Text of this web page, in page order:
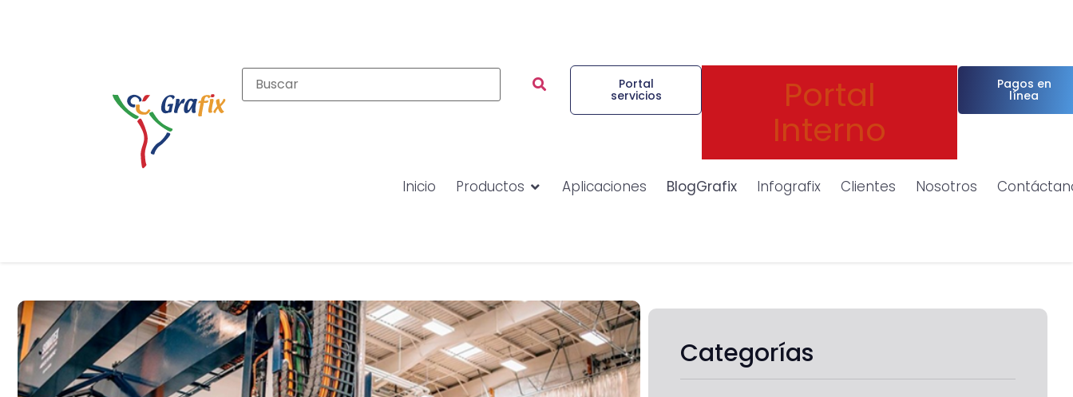
Portal
servicios Portal
Interno
Pagos en
línea
Inicio Productos Aplicaciones BlogGrafix Infografix Clientes Nosotros
Categorías